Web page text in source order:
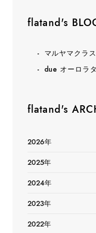
flatand's
マルヤマクラス
due オーロラ
flatand's
2026年
2025年
2024年
2023年
2022年